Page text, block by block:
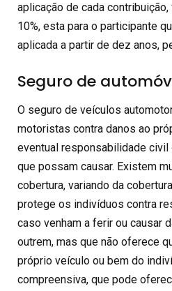
aplicação de cada
10%, esta para o participante
aplicada a partir de dez anos,
Seguro de
O seguro de veículos
motoristas contra danos ao
eventual responsabilidade
que possam causar. Existem
cobertura, variando da
protege os indivíduos contra
caso venham a ferir ou causar
outrem, mas que não oferece
próprio veículo ou bem do
compreensiva, que pode